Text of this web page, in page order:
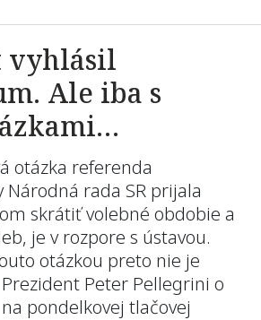
vyhlásil
Ale iba s
otázka referenda
Národná rada SR prijala
skrátiť volebné obdobie a
je v rozpore s ústavou.
otázkou preto nie je
Peter Pellegrini o
pondelkovej tlačovej